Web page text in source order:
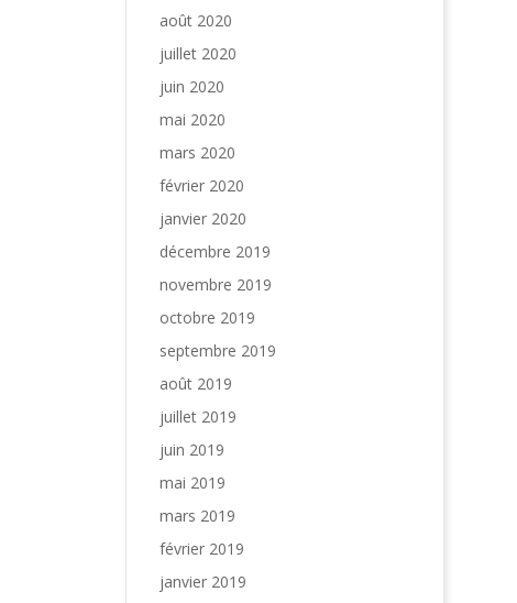
août 2020
juillet 2020
juin 2020
mai 2020
mars 2020
février 2020
janvier 2020
décembre 2019
novembre 2019
octobre 2019
septembre 2019
août 2019
juillet 2019
juin 2019
mai 2019
mars 2019
février 2019
janvier 2019